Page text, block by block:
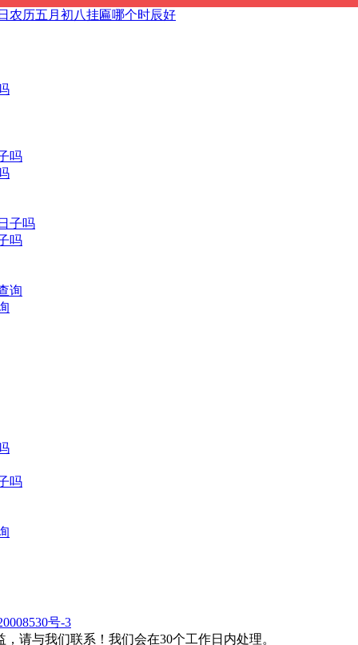
农历五月初八挂匾哪个时辰好
吗
吗
号-3
请与我们联系！我们会在30个工作日内处理。